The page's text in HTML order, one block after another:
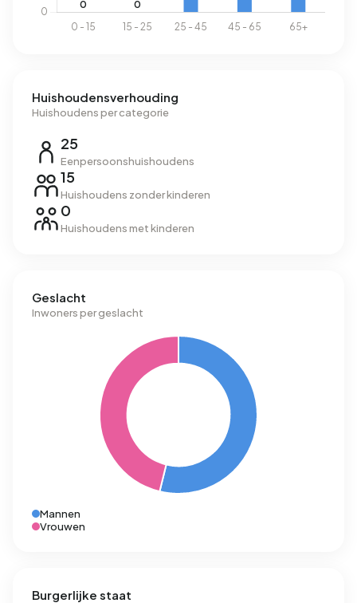
Huishoudensverhouding
Huishoudens per categorie
25
Eenpersoonshuishoudens
15
Huishoudens zonder kinderen
0
Huishoudens met kinderen
Geslacht
Inwoners per geslacht
Mannen
Vrouwen
Burgerlijke staat